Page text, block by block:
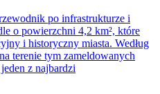
po infrastrukturze i
o powierzchni 4,2 km², które
i historyczny miasta. Według
terenie tym zameldowanych
z najbardzi